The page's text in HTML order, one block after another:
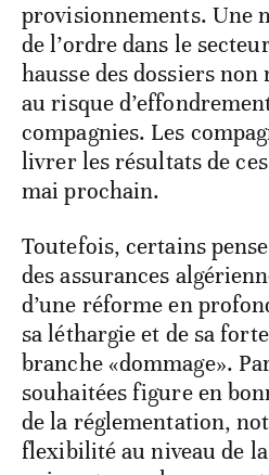
provisionnements. Une
de l’ordre dans le
hausse des dossiers
au risque
compagnies. Les
livrer les résultats de
mai prochain.
Toutefois, certains
des assurances
d’une réforme en
sa léthargie et de sa
branche «dommage».
souhaitées figure en
de la réglementation,
flexibilité au niveau de